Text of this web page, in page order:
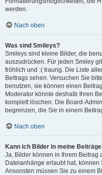
werden.
Nach oben
Was sind Smileys?
Smileys sind kleine Bilder, die
auszudrücken. Für jeden Smiley
fröhlich und :( traurig. Die Liste
Beitrags sehen. Versuchen Sie
benutzen, sie können einen
Moderator könnte deshalb Ihren
komplett löschen. Die Board-
begrenzen, die Sie in einem
Nach oben
Kann ich Bilder in meine
Ja, Bilder können in Ihrem Beitrag
Dateianhänge erlaubt hat,
Ansonsten müssen Sie zu einem